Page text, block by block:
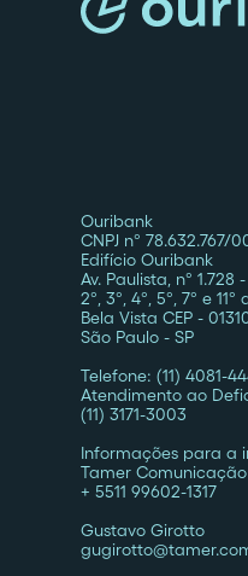
Ouribank
CNPJ nº 78.632.767/
Edifício Ouribank
Av. Paulista, nº 1.728
2º, 3º, 4º, 5º, 7º e
Bela Vista CEP -
São Paulo - SP
Telefone: (11) 4081-
Atendimento ao
(11) 3171-3003
Informações para a
Tamer
+ 5511 99602-1317
Gustavo Girotto